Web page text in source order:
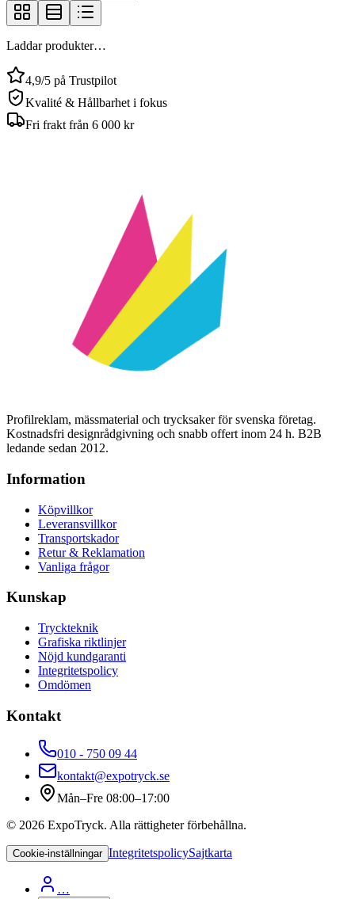
Laddar produkter…
4,9/5 på Trustpilot
Kvalité & Hållbarhet i fokus
Fri frakt från 6 000 kr
Profilreklam, mässmaterial och trycksaker för svenska företag.
Kostnadsfri designrådgivning och snabb offert inom 24 h. B2B
ledande sedan 2012.
Information
Köpvillkor
Leveransvillkor
Transportskador
Retur & Reklamation
Vanliga frågor
Kunskap
Tryckteknik
Grafiska riktlinjer
Nöjd kundgaranti
Integritetspolicy
Omdömen
Kontakt
010 - 750 09 44
kontakt@expotryck.se
Mån–Fre 08:00–17:00
© 2026 ExpoTryck. Alla rättigheter förbehållna.
Cookie-inställningar IntegritetspolicySajtkarta
…